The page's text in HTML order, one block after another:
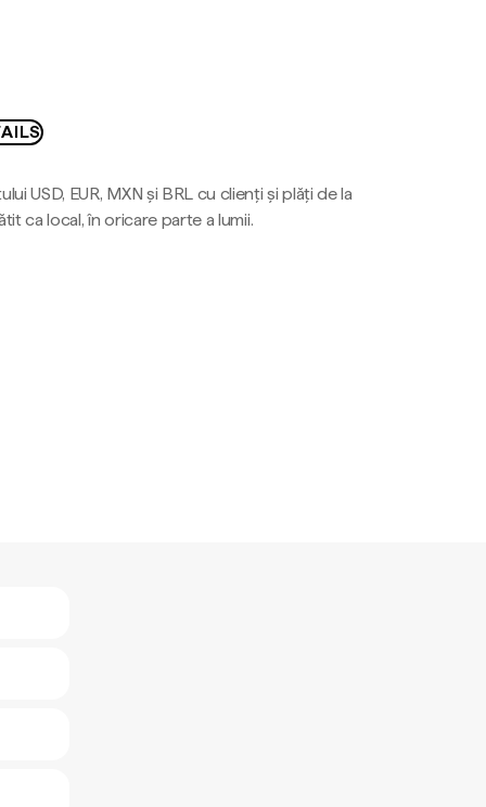
USD, EUR, MXN și BRL cu clienți și plăți de la
ca local, în oricare parte a lumii.